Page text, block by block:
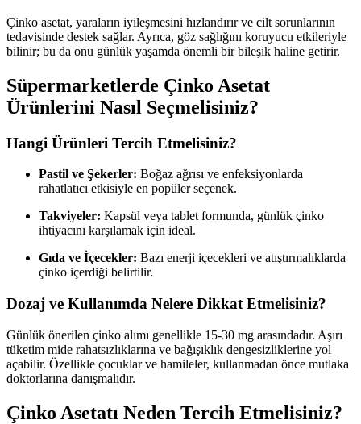
Çinko asetat, yaraların iyileşmesini hızlandırır ve cilt sorunlarının
tedavisinde destek sağlar. Ayrıca, göz sağlığını koruyucu etkileriyle
bilinir; bu da onu günlük yaşamda önemli bir bileşik haline getirir.
Süpermarketlerde Çinko Asetat
Ürünlerini Nasıl Seçmelisiniz?
Hangi Ürünleri Tercih Etmelisiniz?
Pastil ve Şekerler: Boğaz ağrısı ve enfeksiyonlarda
rahatlatıcı etkisiyle en popüler seçenek.
Takviyeler: Kapsül veya tablet formunda, günlük çinko
ihtiyacını karşılamak için ideal.
Gıda ve İçecekler: Bazı enerji içecekleri ve atıştırmalıklarda
çinko içerdiği belirtilir.
Dozaj ve Kullanımda Nelere Dikkat Etmelisiniz?
Günlük önerilen çinko alımı genellikle 15-30 mg arasındadır. Aşırı
tüketim mide rahatsızlıklarına ve bağışıklık dengesizliklerine yol
açabilir. Özellikle çocuklar ve hamileler, kullanmadan önce mutlaka
doktorlarına danışmalıdır.
Çinko Asetatı Neden Tercih Etmelisiniz?